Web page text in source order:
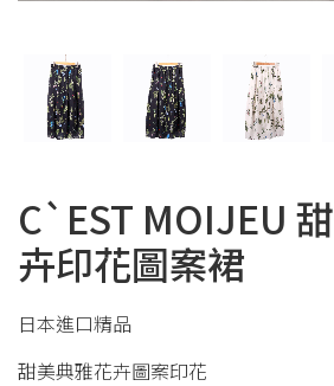
C`EST MOIJEU
卉印花圖案裙
日本進口精品
甜美典雅花卉圖案印花